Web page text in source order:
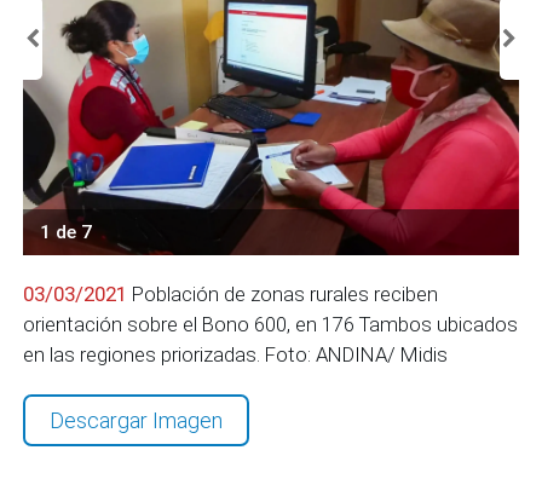
1 de 7
03/03/2021 Población de zonas rurales reciben
orientación sobre el Bono 600, en 176 Tambos ubicados
en las regiones priorizadas. Foto: ANDINA/ Midis
Descargar Imagen